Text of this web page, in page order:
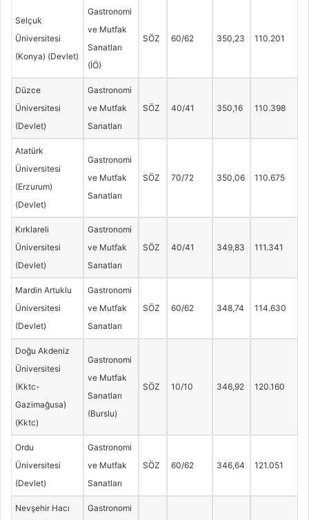
Selçuk
Üniversitesi
(Konya) (Devlet)
Gastronomi
ve Mutfak
Sanatları
(İÖ)
SÖZ 60/62 350,23 110.201
Düzce
Üniversitesi
(Devlet)
Gastronomi
ve Mutfak
Sanatları
SÖZ 40/41 350,16 110.398
Atatürk
Üniversitesi
(Erzurum)
(Devlet)
Gastronomi
ve Mutfak
Sanatları
SÖZ 70/72 350,06 110.675
Kırklareli
Üniversitesi
(Devlet)
Gastronomi
ve Mutfak
Sanatları
SÖZ 40/41 349,83 111.341
Mardin Artuklu
Üniversitesi
(Devlet)
Gastronomi
ve Mutfak
Sanatları
SÖZ 60/62 348,74 114.630
Doğu Akdeniz
Üniversitesi
(Kktc-
Gazimağusa)
(Kktc)
Gastronomi
ve Mutfak
Sanatları
(Burslu)
SÖZ 10/10 346,92 120.160
Ordu
Üniversitesi
(Devlet)
Gastronomi
ve Mutfak
Sanatları
SÖZ 60/62 346,64 121.051
Nevşehir Hacı
Gastronomi